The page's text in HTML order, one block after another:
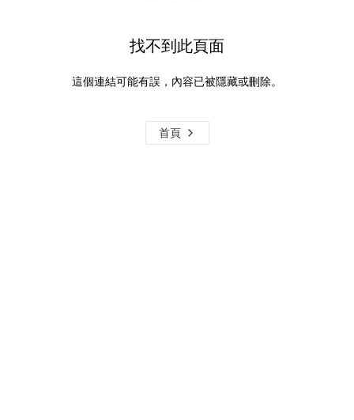
找不到此頁面
這個連結可能有誤，內容已被隱藏或刪除。
首頁